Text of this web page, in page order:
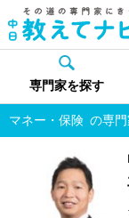
専門家を探す
マネー・保険 の専門